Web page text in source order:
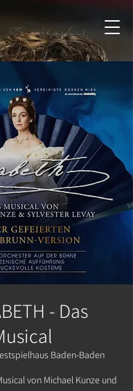
- Das
Baden-Baden
von Michael Kunze und